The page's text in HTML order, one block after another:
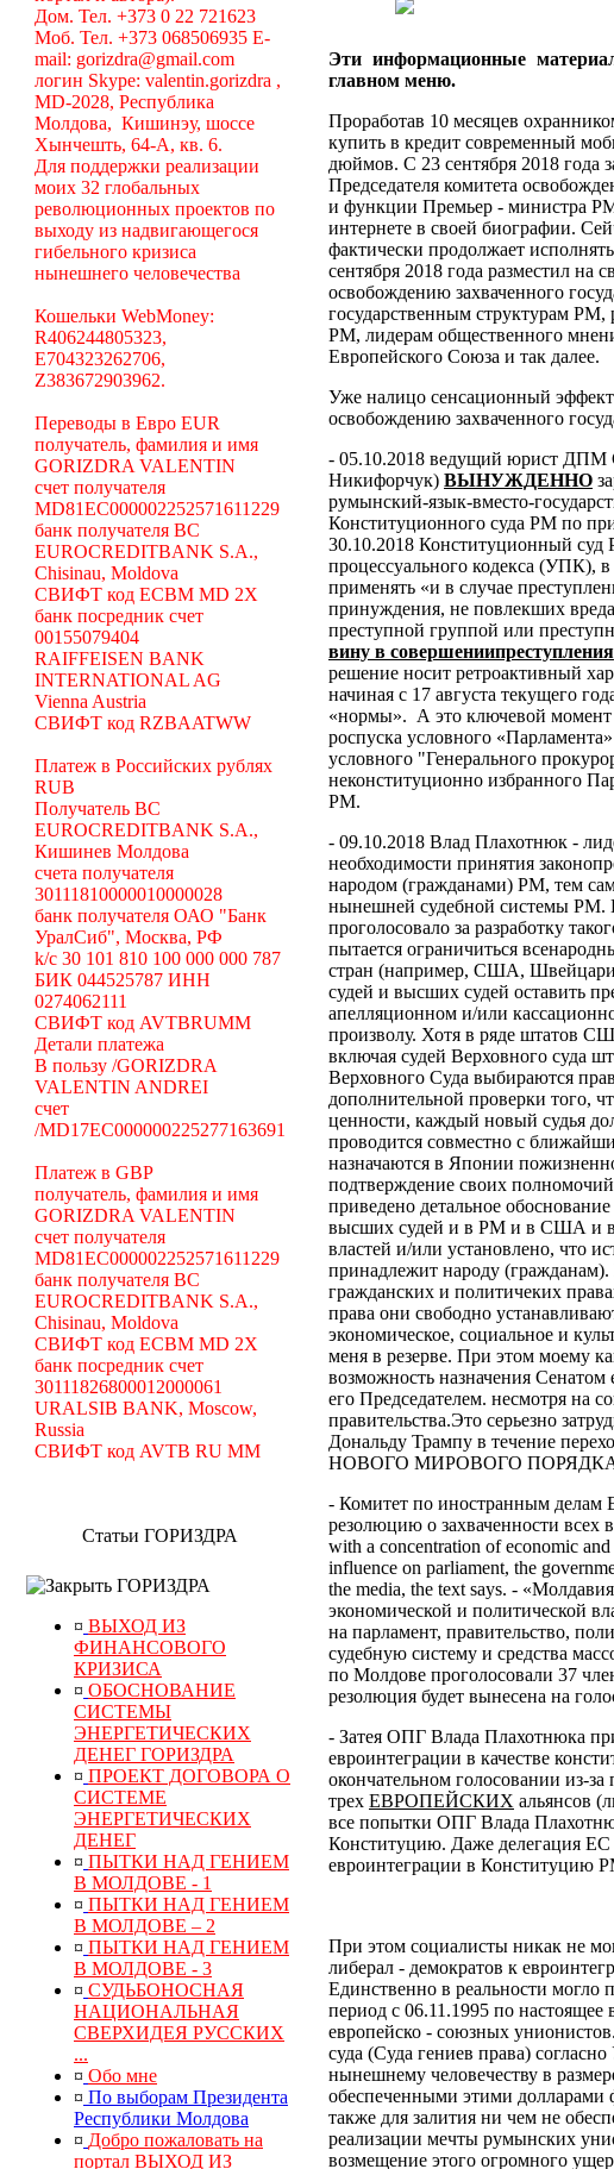
Дом. Тел. +373 0 22 721623
Моб. Тел. +373 068506935 E-
mail: gorizdra@gmail.com
логин Skype: valentin.gorizdra ,
MD-2028, Республика
Молдова, Кишинэу, шоссе
Хынчешть, 64-А, кв. 6.
Для поддержки реализации
моих 32 глобальных
революционных проектов по
выходу из надвигающегося
гибельного кризиса
нынешнего человечества
Кошельки WebMoney:
R406244805323,
E704323262706,
Z383672903962.
Переводы в Евро EUR
получатель, фамилия и имя
GORIZDRA VALENTIN
счет получателя
MD81EC000002252571611229
банк получателя BC
EUROCREDITBANK S.A.,
Chisinau, Moldova
СВИФТ код ECBM MD 2X
банк посредник счет
00155079404
RAIFFEISEN BANK
INTERNATIONAL AG
Vienna Austria
СВИФТ код RZBAATWW
Платеж в Российских рублях
RUB
Получатель BC
EUROCREDITBANK S.A.,
Кишинев Молдова
счета получателя
30111810000010000028
банк получателя ОАО "Банк
УралСиб", Москва, РФ
k/c 30 101 810 100 000 000 787
БИК 044525787 ИНН
0274062111
СВИФТ код AVTBRUMM
Детали платежа
В пользу /GORIZDRA
VALENTIN ANDREI
счет
/MD17EC000000225277163691
Платеж в GBP
получатель, фамилия и имя
GORIZDRA VALENTIN
счет получателя
MD81EC000002252571611229
банк получателя BC
EUROCREDITBANK S.A.,
Chisinau, Moldova
СВИФТ код ECBM MD 2X
банк посредник счет
30111826800012000061
URALSIB BANK, Moscow,
Russia
СВИФТ код AVTB RU MM
Статьи ГОРИЗДРА
ГОРИЗДРА
¤ ВЫХОД ИЗ
ФИНАНСОВОГО
КРИЗИСА
¤ ОБОСНОВАНИЕ
СИСТЕМЫ
ЭНЕРГЕТИЧЕСКИХ
ДЕНЕГ ГОРИЗДРА
¤ ПРОЕКТ ДОГОВОРА О
СИСТЕМЕ
ЭНЕРГЕТИЧЕСКИХ
ДЕНЕГ
¤ ПЫТКИ НАД ГЕНИЕМ
В МОЛДОВЕ - 1
¤ ПЫТКИ НАД ГЕНИЕМ
В МОЛДОВЕ – 2
¤ ПЫТКИ НАД ГЕНИЕМ
В МОЛДОВЕ - 3
¤ СУДЬБОНОСНАЯ
НАЦИОНАЛЬНАЯ
СВЕРХИДЕЯ РУССКИХ
...
¤ Обо мне
¤ По выборам Президента
Республики Молдова
¤ Добро пожаловать на
портал ВЫХОД ИЗ
Эти информационные
главном меню.
Проработав 10 месяцев
купить в кредит современный
дюймов. С 23 сентября 2018 года
Председателя комитета
и функции Премьер - министра
интернете в своей биографии.
фактически продолжает
сентября 2018 года разместил на
освобождению захваченного
государственным структурам
РМ, лидерам общественного
Европейского Союза и так далее.
Уже налицо сенсационный
освобождению захваченного
- 05.10.2018 ведущий юрист ДПМ
Никифорчук) ВЫНУЖДЕННО
румынский-язык-вместо-
Конституционного суда РМ по
30.10.2018 Конституционный суд
процессуального кодекса (УПК),
применять «и в случае
принуждения, не повлекших
преступной группой или
вину в совершениипреступления
решение носит ретроактивный
начиная с 17 августа текущего
«нормы». А это ключевой момент
роспуска условного
условного "Генерального
неконституционно избранного
РМ.
- 09.10.2018 Влад Плахотнюк -
необходимости принятия
народом (гражданами) РМ, тем
нынешней судебной системы РМ.
проголосовало за разработку
пытается ограничиться
стран (например, США,
судей и высших судей оставить
апелляционном и/или
произволу. Хотя в ряде штатов
включая судей Верховного суда
Верховного Суда выбираются
дополнительной проверки того,
ценности, каждый новый судья
проводится совместно с
назначаются в Японии
подтверждение своих
приведено детальное
высших судей и в РМ и в США и в
властей и/или установлено, что
принадлежит народу
гражданских и политичеких
права они свободно
экономическое, социальное и
меня в резерве. При этом моему
возможность назначения
его Председателем. несмотря на
правительства.Это серьезно
Дональду Трампу в течение
НОВОГО МИРОВОГО ПОРЯДКА в
- Комитет по иностранным делам
резолюцию о захваченности
with a concentration of economic
influence on parliament, the
the media, the text says. -
экономической и политической
на парламент, правительство,
судебную систему и средства
по Молдове проголосовали 37
резолюция будет вынесена на
- Затея ОПГ Влада Плахотнюка
евроинтеграции в качестве
окончательном голосовании из-за
трех ЕВРОПЕЙСКИХ альянсов
все попытки ОПГ Влада
Конституцию. Даже делегация
евроинтеграции в Конституцию
При этом социалисты никак не
либерал - демократов к
Единственно в реальности могло
период с 06.11.1995 по
европейско - союзных унионистов.
суда (Суда гениев права)
нынешнему человечеству в
обеспеченными этими долларами
также для залития ни чем не
реализации мечты румынских
возмещение этого огромного